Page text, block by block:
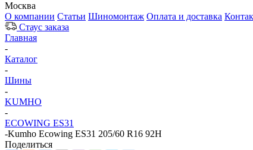
Москва
О компании Статьи Шиномонтаж Оплата и доставка
Стаус заказа
Главная
-
Каталог
-
Шины
-
KUMHO
-
ECOWING ES31
-Kumho Ecowing ES31 205/60 R16 92H
Поделиться